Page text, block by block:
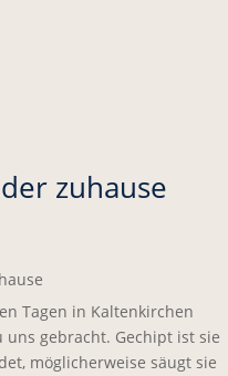
zuhause
Tagen in Kaltenkirchen
uns gebracht. Gechipt ist sie
möglicherweise säugt sie